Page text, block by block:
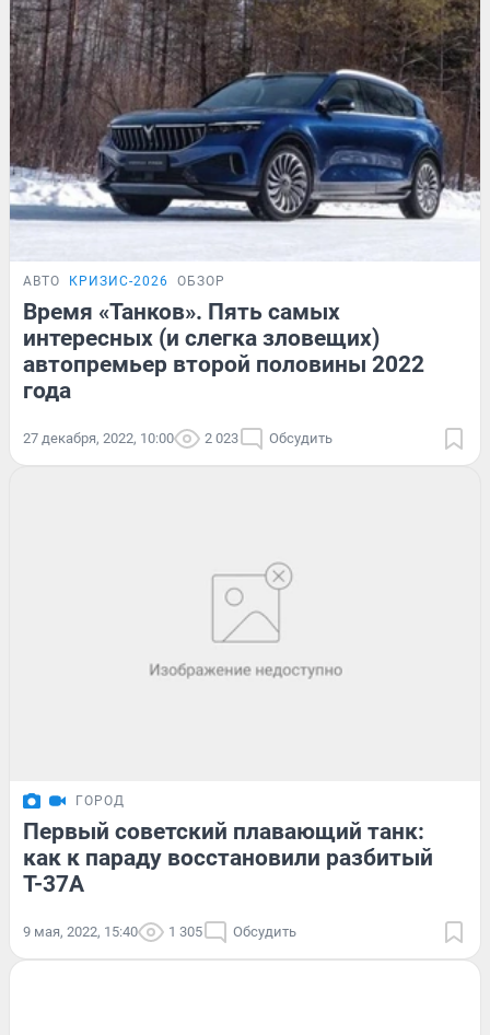
АВТО КРИЗИС-2026 ОБЗОР
Время «Танков». Пять самых
интересных (и слегка зловещих)
автопремьер второй половины 2022
года
27 декабря, 2022, 10:00 2 023 Обсудить
ГОРОД
Первый советский плавающий танк:
как к параду восстановили разбитый
Т-37А
9 мая, 2022, 15:40 1 305 Обсудить